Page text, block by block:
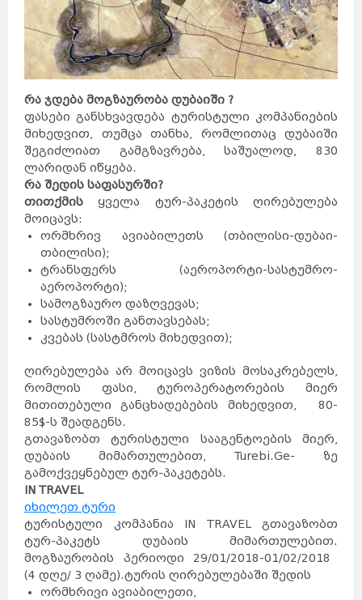
რა ჯდება მოგზაურობა დუბაიში ?
ფასები განსხვავდება ტურისტული კომპანიების
მიხედვით, თუმცა თანხა, რომლითაც დუბაიში
შეგიძლიათ გამგზავრება, საშუალოდ, 830
ლარიდან იწყება.
რა შედის საფასურში?
თითქმის ყველა ტურ-პაკეტის ღირებულება
მოიცავს:
ორმხრივ ავიაბილეთს (თბილისი-დუბაი-
თბილისი);
ტრანსფერს (აეროპორტი-სასტუმრო-
აეროპორტი);
სამოგზაურო დაზღვევას;
სასტუმროში განთავსებას;
კვებას (სასტმროს მიხედვით);
ღირებულება არ მოიცავს ვიზის მოსაკრებელს,
რომლის ფასი, ტუროპერატორების მიერ
მითითებული განცხადებების მიხედვით, 80-
85$-ს შეადგენს.
გთავაზობთ ტურისტული სააგენტოების მიერ,
დუბაის მიმართულებით, Turebi.Ge- ზე
გამოქვეყნებულ ტურ-პაკეტებს.
IN TRAVEL
იხილეთ ტური
ტურისტული კომპანია IN TRAVEL გთავაზობთ
ტურ-პაკეტს დუბაის მიმართულებით.
მოგზაურობის პერიოდი 29/01/2018-01/02/2018
(4 დღე/ 3 ღამე).ტურის ღირებულებაში შედის
ორმხრივი ავიაბილეთი,